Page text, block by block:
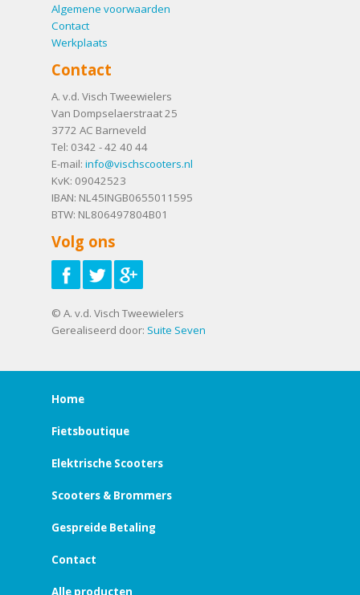
Algemene voorwaarden
Contact
Werkplaats
Contact
A. v.d. Visch Tweewielers
Van Dompselaerstraat 25
3772 AC Barneveld
Tel: 0342 - 42 40 44
E-mail: info@vischscooters.nl
KvK: 09042523
IBAN: NL45INGB0655011595
BTW: NL806497804B01
Volg ons
© A. v.d. Visch Tweewielers
Gerealiseerd door: Suite Seven
Home
Fietsboutique
Elektrische Scooters
Scooters & Brommers
Gespreide Betaling
Contact
Alle producten